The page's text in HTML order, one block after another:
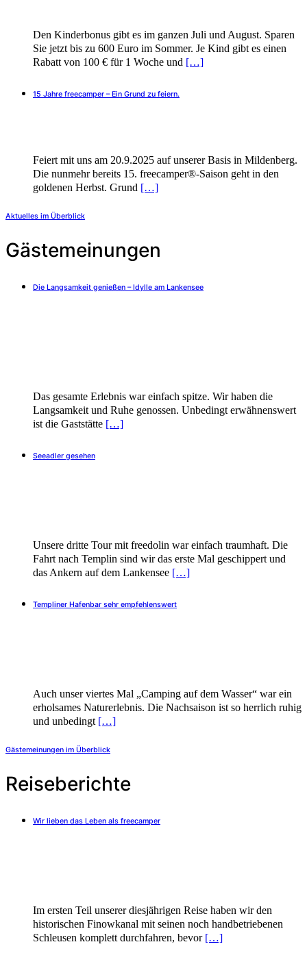
Den Kinderbonus gibt es im ganzen Juli und August. Sparen
Sie jetzt bis zu 600 Euro im Sommer. Je Kind gibt es einen
Rabatt von 100 € für 1 Woche und […]
15 Jahre freecamper – Ein Grund zu feiern.
Feiert mit uns am 20.9.2025 auf unserer Basis in Mildenberg.
Die nunmehr bereits 15. freecamper®-Saison geht in den
goldenen Herbst. Grund […]
Aktuelles im Überblick
Gästemeinungen
Die Langsamkeit genießen – Idylle am Lankensee
Das gesamte Erlebnis war einfach spitze. Wir haben die
Langsamkeit und Ruhe genossen. Unbedingt erwähnenswert
ist die Gaststätte […]
Seeadler gesehen
Unsere dritte Tour mit freedolin war einfach traumhaft. Die
Fahrt nach Templin sind wir das erste Mal geschippert und
das Ankern auf dem Lankensee […]
Templiner Hafenbar sehr empfehlenswert
Auch unser viertes Mal „Camping auf dem Wasser“ war ein
erholsames Naturerlebnis. Die Nachsaison ist so herrlich ruhig
und unbedingt […]
Gästemeinungen im Überblick
Reiseberichte
Wir lieben das Leben als freecamper
Im ersten Teil unserer diesjährigen Reise haben wir den
historischen Finowkanal mit seinen noch handbetriebenen
Schleusen komplett durchfahren, bevor […]